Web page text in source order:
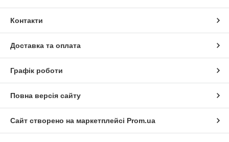
Контакти
Доставка та оплата
Графік роботи
Повна версія сайту
Сайт створено на маркетплейсі Prom.ua